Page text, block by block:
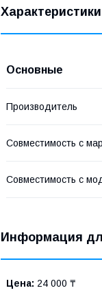
Характеристики
Основные
Производитель
Совместимость с
Совместимость с
Информация
Цена: 24 000 ₸